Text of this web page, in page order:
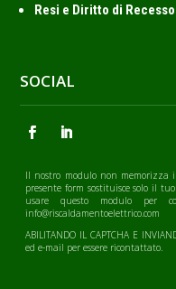
Resi e Diritto di Recesso
SOCIAL
Il nostro modulo non memorizza
presente form sostituisce solo il
usare questo modulo per
info@riscaldamentoelettrico.com
ABILITANDO IL CAPTCHA E
ed e-mail per essere ricontattato.